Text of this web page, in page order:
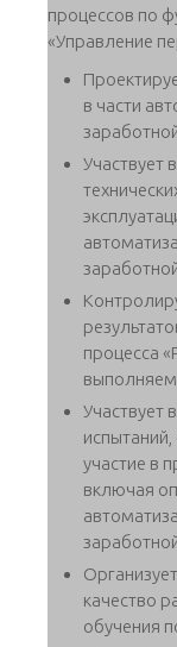
процессов по
«Управление
в части
Участвует
процесса
Участвует
участие в
включая
качество
обучения